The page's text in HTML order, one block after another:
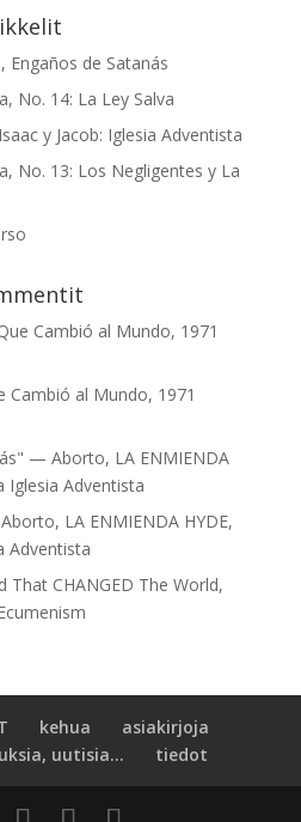
Engaños de Satanás
No. 14: La Ley Salva
y Jacob: Iglesia Adventista
No. 13: Los Negligentes y La
Cambió al Mundo, 1971
Cambió al Mundo, 1971
— Aborto, LA ENMIENDA
Iglesia Adventista
LA ENMIENDA HYDE,
Adventista
That CHANGED The World,
kehua
asiakirjoja
uutisia...
tiedot